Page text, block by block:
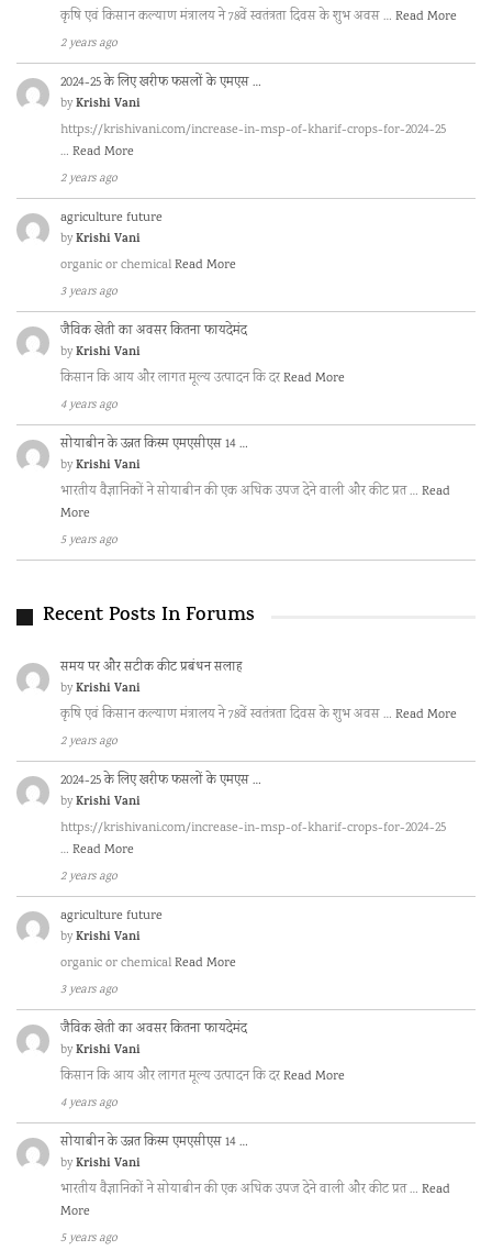
कृषि एवं किसान कल्याण मंत्रालय ने 78वें स्वतंत्रता दिवस के शुभ अवस … Read More
2 years ago
2024-25 के लिए खरीफ फसलों के एमएस …
byKrishi Vani
https://krishivani.com/increase-in-msp-of-kharif-crops-for-2024-25
… Read More
2 years ago
agriculture future
byKrishi Vani
organic or chemicalRead More
3 years ago
जैविक खेती का अवसर कितना फायदेमंद
byKrishi Vani
किसान कि आय और लागत मूल्य उत्पादन कि दरRead More
4 years ago
सोयाबीन के उन्नत किस्म एमएसीएस 14 …
byKrishi Vani
भारतीय वैज्ञानिकों ने सोयाबीन की एक अधिक उपज देने वाली और कीट प्रत … Read
More
5 years ago
Recent Posts In Forums
समय पर और सटीक कीट प्रबंधन सलाह
byKrishi Vani
कृषि एवं किसान कल्याण मंत्रालय ने 78वें स्वतंत्रता दिवस के शुभ अवस … Read More
2 years ago
2024-25 के लिए खरीफ फसलों के एमएस …
byKrishi Vani
https://krishivani.com/increase-in-msp-of-kharif-crops-for-2024-25
… Read More
2 years ago
agriculture future
byKrishi Vani
organic or chemicalRead More
3 years ago
जैविक खेती का अवसर कितना फायदेमंद
byKrishi Vani
किसान कि आय और लागत मूल्य उत्पादन कि दरRead More
4 years ago
सोयाबीन के उन्नत किस्म एमएसीएस 14 …
byKrishi Vani
भारतीय वैज्ञानिकों ने सोयाबीन की एक अधिक उपज देने वाली और कीट प्रत … Read
More
5 years ago